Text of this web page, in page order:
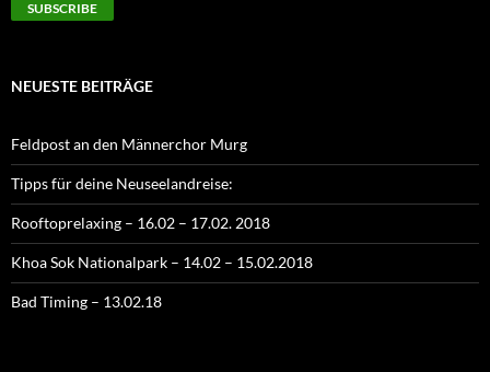
NEUESTE BEITRÄGE
Feldpost an den Männerchor Murg
Tipps für deine Neuseelandreise:
Rooftoprelaxing – 16.02 – 17.02. 2018
Khoa Sok Nationalpark – 14.02 – 15.02.2018
Bad Timing – 13.02.18